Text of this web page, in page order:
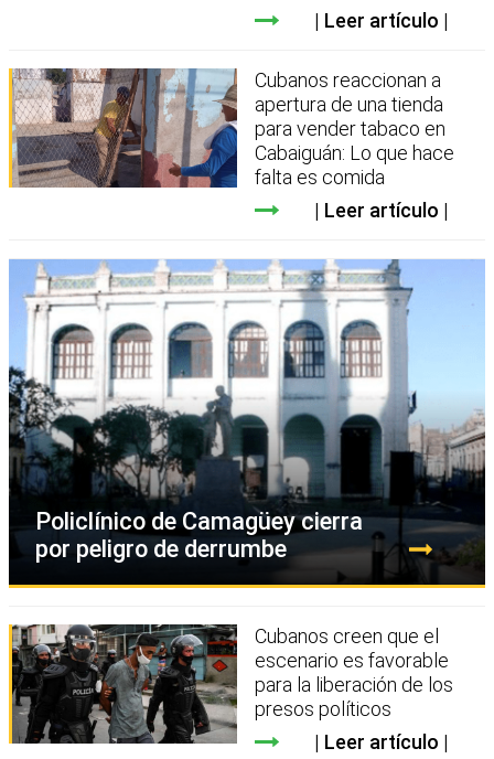
Leer artículo
Cubanos reaccionan a
apertura de una tienda
para vender tabaco en
Cabaiguán: Lo que hace
falta es comida
Leer artículo
Policlínico de Camagüey cierra
por peligro de derrumbe
Cubanos creen que el
escenario es favorable
para la liberación de los
presos políticos
Leer artículo